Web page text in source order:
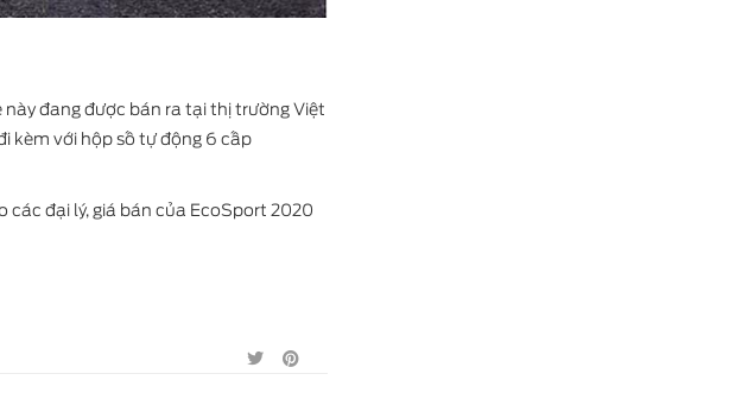
này đang được bán ra tại thị trường Việt
kèm với hộp số tự động 6 cấp
đại lý, giá bán của EcoSport 2020